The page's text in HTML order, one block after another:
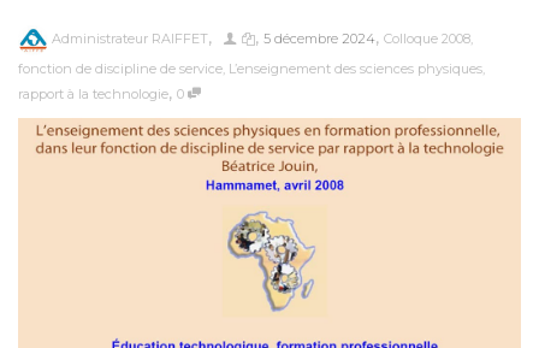
Administrateur RAIFFET, , 5 décembre 2024, Colloque 2008,
fonction de discipline de service, L’enseignement des sciences physiques,
rapport à la technologie, 0